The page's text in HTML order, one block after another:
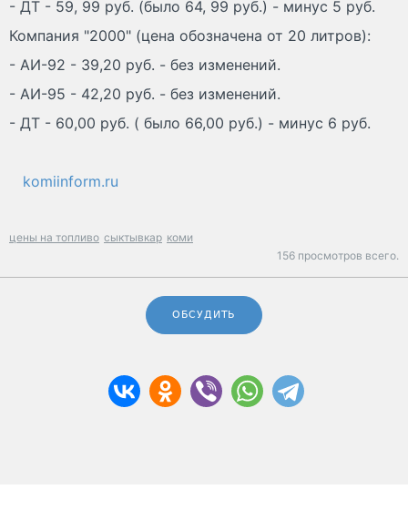
- ДТ - 59, 99 руб. (было 64, 99 руб.) - минус 5 руб.
Компания "2000" (цена обозначена от 20 литров):
- АИ-92 - 39,20 руб. - без изменений.
- АИ-95 - 42,20 руб. - без изменений.
- ДТ - 60,00 руб. ( было 66,00 руб.) - минус 6 руб.
komiinform.ru
цены на топливо сыктывкар коми
156 просмотров всего.
ОБСУДИТЬ